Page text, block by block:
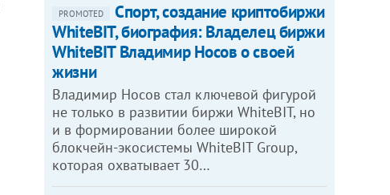
PROMOTED
Спорт, создание криптобиржи
WhiteBIT, биография: Владелец биржи
WhiteBIT Владимир Носов о своей
жизни
Владимир Носов стал ключевой фигурой
не только в развитии биржи WhiteBIT, но
и в формировании более широкой
блокчейн-экосистемы WhiteBIT Group,
которая охватывает 30…